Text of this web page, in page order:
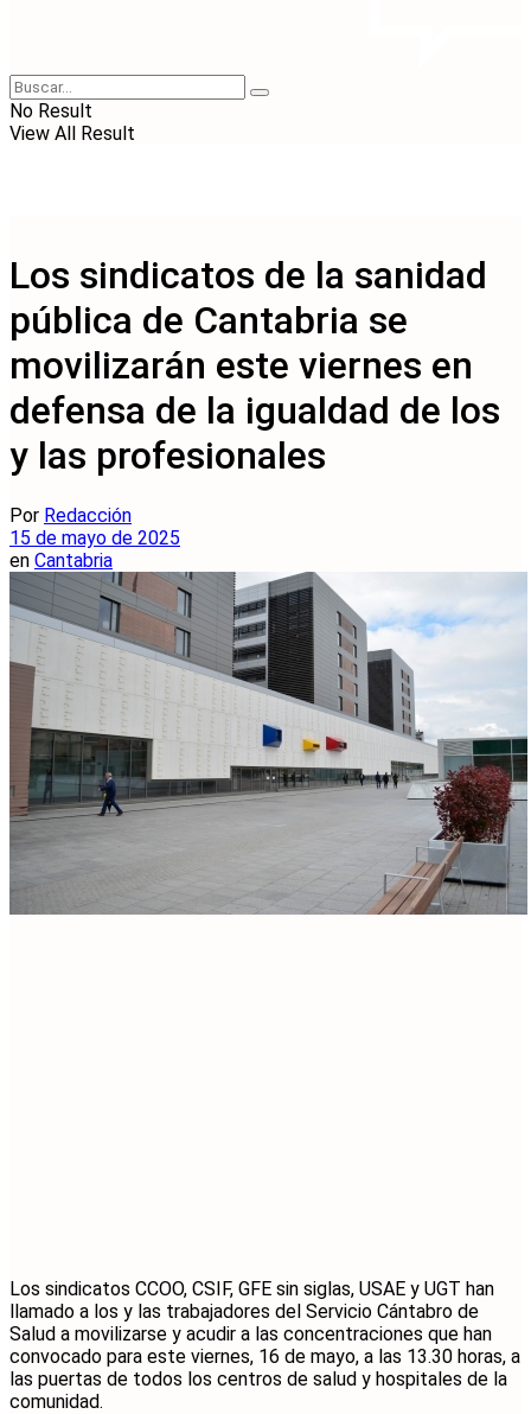
No Result
View All Result
Los sindicatos de la sanidad
pública de Cantabria se
movilizarán este viernes en
defensa de la igualdad de los
y las profesionales
Por Redacción
15 de mayo de 2025
en Cantabria
Los sindicatos CCOO, CSIF, GFE sin siglas, USAE y UGT han
llamado a los y las trabajadores del Servicio Cántabro de
Salud a movilizarse y acudir a las concentraciones que han
convocado para este viernes, 16 de mayo, a las 13.30 horas, a
las puertas de todos los centros de salud y hospitales de la
comunidad.